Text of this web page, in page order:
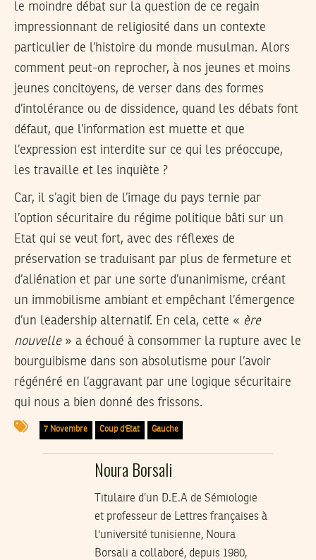
le moindre débat sur la question de ce regain
impressionnant de religiosité dans un contexte
particulier de l’histoire du monde musulman. Alors
comment peut-on reprocher, à nos jeunes et moins
jeunes concitoyens, de verser dans des formes
d’intolérance ou de dissidence, quand les débats font
défaut, que l’information est muette et que
l’expression est interdite sur ce qui les préoccupe,
les travaille et les inquiète ?
Car, il s’agit bien de l’image du pays ternie par
l’option sécuritaire du régime politique bâti sur un
Etat qui se veut fort, avec des réflexes de
préservation se traduisant par plus de fermeture et
d’aliénation et par une sorte d’unanimisme, créant
un immobilisme ambiant et empêchant l’émergence
d’un leadership alternatif. En cela, cette « ère
nouvelle» a échoué à consommer la rupture avec le
bourguibisme dans son absolutisme pour l’avoir
régénéré en l’aggravant par une logique sécuritaire
qui nous a bien donné des frissons.
7 Novembre Coup d'Etat Gauche
Noura Borsali
Titulaire d’un D.E.A de Sémiologie
et professeur de Lettres françaises à
l'université tunisienne, Noura
Borsali a collaboré, depuis 1980,